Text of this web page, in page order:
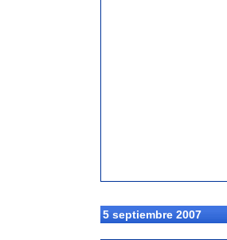
5 septiembre 2007